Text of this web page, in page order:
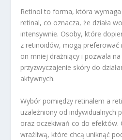
Retinol to forma, która wymaga
retinal, co oznacza, że działa
intensywnie. Osoby, które
z retinoidów, mogą
on mniej drażniący i pozwala
przyzwyczajenie skóry do
aktywnych.
Wybór pomiędzy retinalem a
uzależniony od indywidualnych
oraz oczekiwań co do efektów.
wrażliwą, które chcą uniknąć